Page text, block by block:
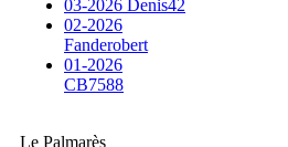
03-2026 Denis42
02-2026
Fanderobert
01-2026
CB7588
Le Palmarès